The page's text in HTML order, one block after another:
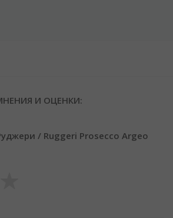
И ОЦЕНКИ:
Просеко Арджео Руджери / Ruggeri Prosecco Argeo